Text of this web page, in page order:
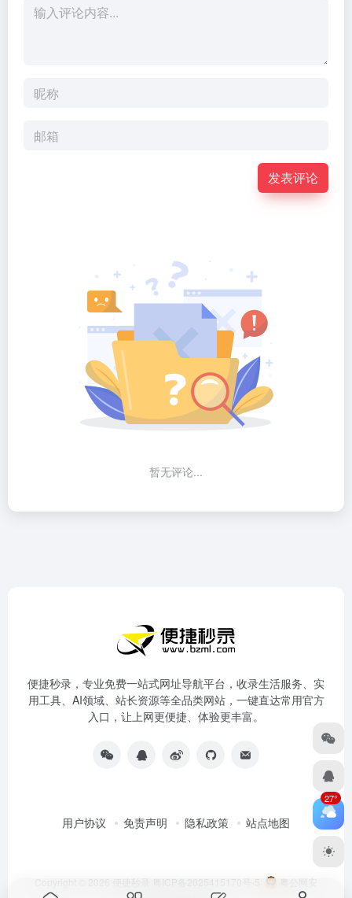
发表评论
暂无评论...
便捷秒录，专业免费一站式网址导航平台，收录生活服务、实
用工具、AI领域、站长资源等全品类网站，一键直达常用官方
入口，让上网更便捷、体验更丰富。
用户协议 免责声明 隐私政策 站点地图
Copyright © 2026 便捷秒录 粤ICP备2025415170号-5
粤公网安
27°